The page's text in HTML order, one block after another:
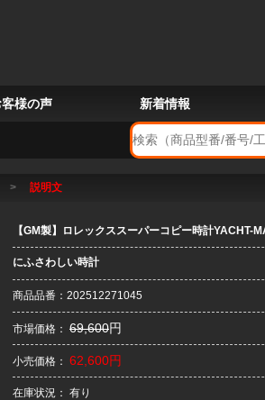
客様の声 新着情報
> 説明文
【GM製】ロレックススーパーコピー時計YACHT-
にふさわしい時計
商品品番：202512271045
市場価格： 69,600円
小売価格： 62,600円
在庫状況： 有り